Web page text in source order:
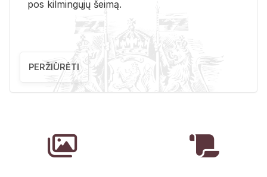
pos kil­min­gų­jų šei­mą.
PERŽIŪRĖTI